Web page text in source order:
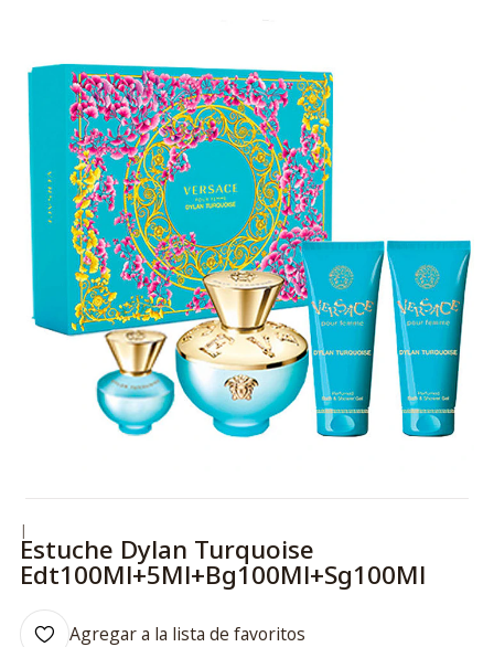
|
Estuche Dylan Turquoise
Edt100Ml+5Ml+Bg100Ml+Sg100Ml
Agregar a la lista de favoritos